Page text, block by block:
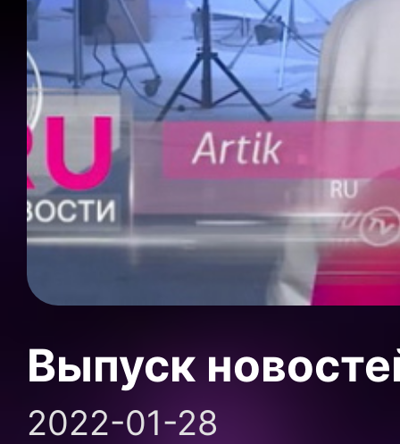
Выпуск
2022-01-28